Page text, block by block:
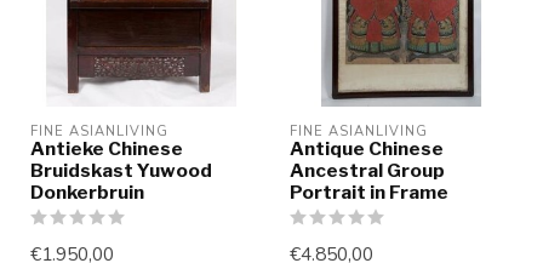
FINE ASIANLIVING
Antieke Chinese
Bruidskast Yuwood
Donkerbruin
€1.950,00
FINE ASIANLIVING
Antique Chinese
Ancestral Group
Portrait in Frame
€4.850,00